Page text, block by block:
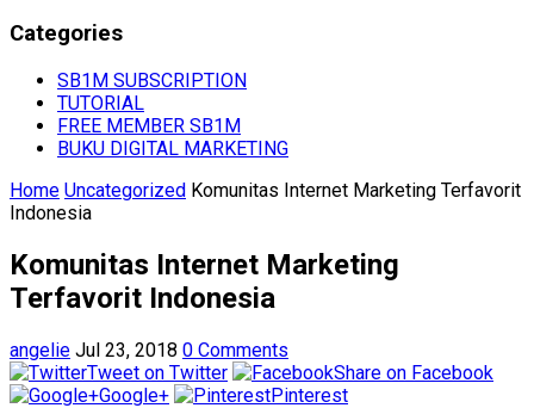
Categories
SB1M SUBSCRIPTION
TUTORIAL
FREE MEMBER SB1M
BUKU DIGITAL MARKETING
Home Uncategorized Komunitas Internet Marketing Terfavorit
Indonesia
Komunitas Internet Marketing
Terfavorit Indonesia
angelie Jul 23, 2018 0 Comments
Tweet on Twitter
Share on Facebook
Google+
Pinterest